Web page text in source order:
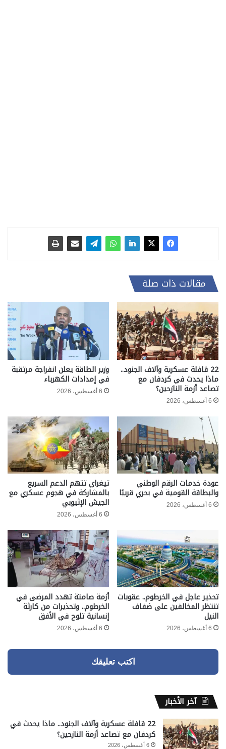
مقالات ذات صلة
22 قافلة عسكرية وآلاف الجنود..
ماذا يحدث في كردفان مع
تصاعد أزمة النازحين؟
6 أغسطس، 2026
وزير الطاقة يعلن انفراجة مرتقبة
في إمدادات الكهرباء
6 أغسطس، 2026
عودة خدمات الرقم الوطني
والبطاقة القومية في بحري قريبًا
6 أغسطس، 2026
تيغراي تتهم الدعم السريع
بالمشاركة في هجوم عسكري مع
الجيش الإثيوبي
6 أغسطس، 2026
تحذير عاجل في الخرطوم.. عقوبات
تنتظر المخالفين على ضفاف
النيل
6 أغسطس، 2026
أزمة صامتة تهدد المرضى في
الخرطوم.. وتحذيرات من كارثة
إنسانية تلوح في الأفق
6 أغسطس، 2026
اكتب تعليقك
آخر الأخبار
22 قافلة عسكرية وآلاف الجنود.. ماذا يحدث في
كردفان مع تصاعد أزمة النازحين؟
6 أغسطس، 2026